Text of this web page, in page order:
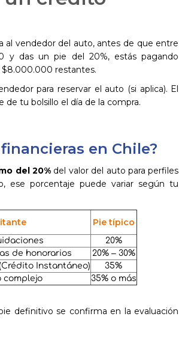
al vendedor del auto, antes de que entre
y das un pie del 20%, estás pagando
restantes.
para reservar el auto (si aplica). El
de tu bolsillo el día de la compra.
en Chile?
del 20% del valor del auto para perfiles
ese porcentaje puede variar según tu
Pie típico
20%
de honorarios
20% – 30%
Instantáneo)
35%
complejo
35% o más
definitivo se confirma en la evaluación